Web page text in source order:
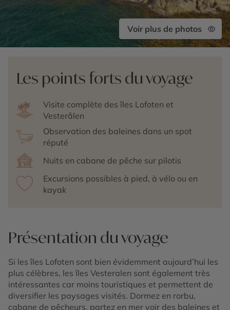
Voir plus de photos
Les points forts du voyage
Visite complète des îles Lofoten et
Vesterålen
Observation des baleines dans un spot
réputé
Nuits en cabane de pêche sur pilotis
Excursions possibles à pied, à vélo ou en
kayak
Présentation du voyage
Si les îles Lofoten sont bien évidemment aujourd’hui les
plus célèbres, les îles Vesteralen sont également très
intéressantes car moins touristiques et permettent de
diversifier les paysages visités. Dormez en rorbu,
cabane de pêcheurs, partez en mer voir des baleines et